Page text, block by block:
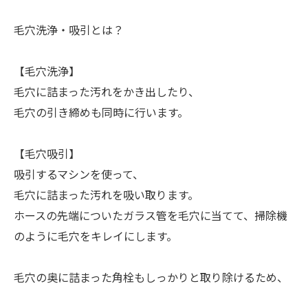
毛穴洗浄・吸引とは？
【毛穴洗浄】
毛穴に詰まった汚れをかき出したり、
毛穴の引き締めも同時に行います。
【毛穴吸引】
吸引するマシンを使って、
毛穴に詰まった汚れを吸い取ります。
ホースの先端についたガラス管を毛穴に当てて、掃除機
のように毛穴をキレイにします。
毛穴の奥に詰まった角栓もしっかりと取り除けるため、